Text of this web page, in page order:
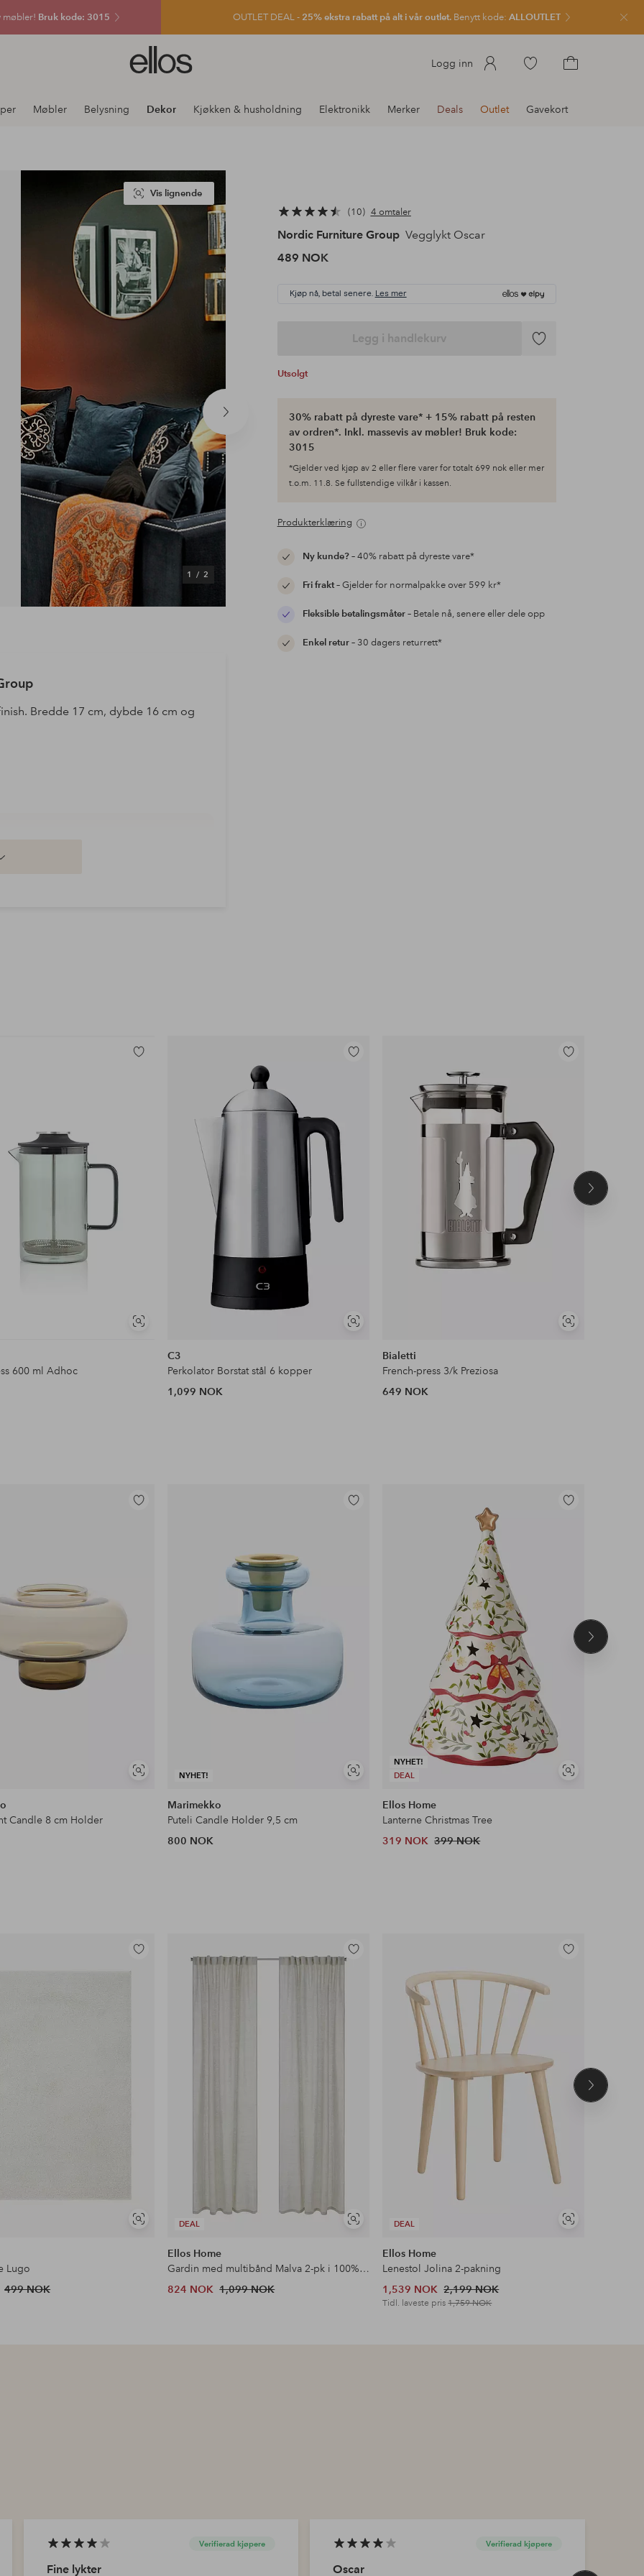
møbler! Bruk kode: 3015 OUTLET DEAL - 25% ekstra rabatt på alt i vår outlet. Benytt kode: ALLOUTLET Lukk
Ellos
logo
Logg inn
Gå
produkterhandlekurven
Møbler Belysning Dekor Kjøkken & husholdning Elektronikk Merker Deals Outlet Gavekort
Neste
produkt
1/ 2
Vis lignende
10
4 omtaler
Nordic Furniture Group Vegglykt Oscar
489 NOK
Kjøp nå, betal senere. Les mer
Legg i handlekurv
Legg
Utsolgt
30% rabatt på dyreste vare* + 15% rabatt på resten
av ordren*. Inkl. massevis av møbler! Bruk kode:
3015
*Gjelder ved kjøp av 2 eller flere varer for totalt 699 nok eller mer
t.o.m. 11.8. Se fullstendige vilkår i kassen.
Produkterklæring
Ny kunde?– 40% rabatt på dyreste vare*
Fri frakt– Gjelder for normalpakke over 599 kr*
Fleksible betalingsmåter– Betale nå, senere eller dele opp
Enkel retur– 30 dagers returrett*
Bredde 17 cm, dybde 16 cm og
Vis
Legg
600 ml Adhoc
Vis
Legg
C3
Perkolator Borstat stål 6 kopper
1,099 NOK
Vis
Legg
Bialetti
French-press 3/k Preziosa
649 NOK
Neste
Vis
Legg
Candle 8 cm Holder
NYHET!
Vis
Legg
Marimekko
Puteli Candle Holder 9,5 cm
800 NOK
NYHET!
DEAL
Vis
Legg
Ellos Home
Lanterne Christmas Tree
319 NOK 399 NOK
Neste
Vis
Legg
til
Lugo
499 NOK
DEAL
Vis
Legg
Ellos Home
Gardin med multibånd Malva 2-pk i 100% lin
824 NOK 1,099 NOK
DEAL
Vis
Legg
Ellos Home
Lenestol Jolina 2-pakning
1,539 NOK 2,199 NOK
Tidl. laveste pris1,759 NOK
Neste
Verifierad kjøpere
Fine lykter
Verifierad kjøpere
Oscar